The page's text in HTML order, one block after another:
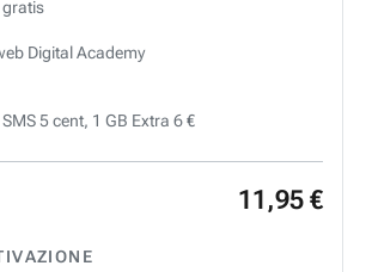
gratis
Digital Academy
5 cent, 1 GB Extra 6 €
11 ,95 €